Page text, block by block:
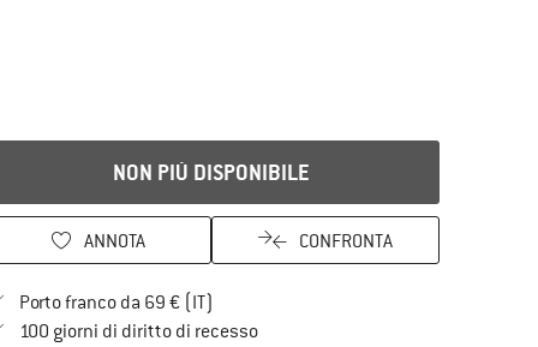
NON PIÙ DISPONIBILE
ANNOTA CONFRONTA
Porto franco da 69 € (IT)
100 giorni di diritto di recessoVai alla politica di recesso qui Si